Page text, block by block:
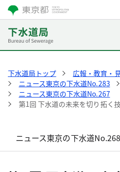
下水道局トップ 広報・教育・
ニュース東京の下水道No.283
ニュース東京の下水道No.267
第1回 下水道の未来を切り拓く
ニュース東京の下水道No.268